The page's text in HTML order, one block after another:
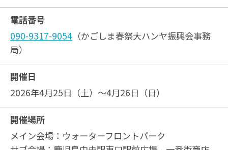
電話番号
090-9317-9054 （かごしま春祭大ハンヤ振興会事務
局）
開催日
2026年4月25日（土）～4月26日（日）
開催場所
メイン会場：ウォーターフロントパーク